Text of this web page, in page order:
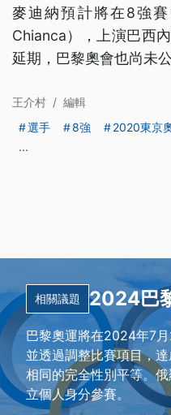
麥迪納預計將在8強
Chianca），上演巴西
延期，巴黎奧會也尚未
王介村 / 編輯
選手
8強 2020東京
...
相關議題 2024巴
巴黎奧運將在2024年7月
並透過調整比賽項目，
相同的完全性別平等。
立個人身分參賽。